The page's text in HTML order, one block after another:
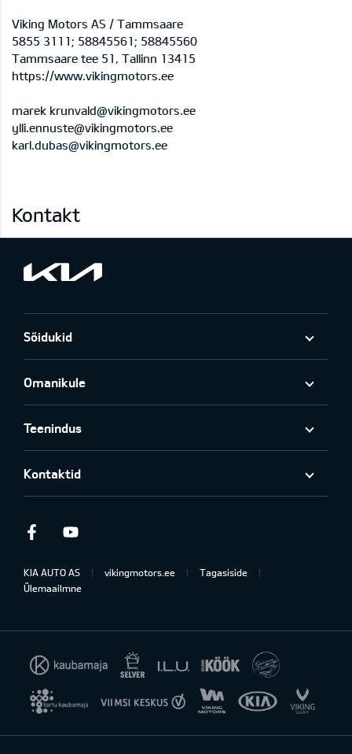
Viking Motors AS / Tammsaare
5855 3111; 58845561; 58845560
Tammsaare tee 51, Tallinn 13415
https://www.vikingmotors.ee
marek krunvald@vikingmotors.ee
ylli.ennuste@vikingmotors.ee
karl.dubas@vikingmotors.ee
Kontakt
Sõidukid
Omanikule
Teenindus
Kontaktid
Facebook
KIA AUTO AS vikingmotors.ee
Tagasiside
Ülemaailmne